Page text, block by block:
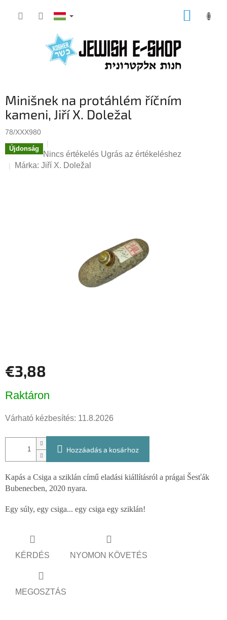
KOSÁR
Minišnek na protáhlém říčním
kameni, Jiří X. Doležal
78/XXX980
Újdonság
A
termék
Nincs értékelés Ugrás az értékeléshez
Márka: Jiří X. Doležal
€3,88
Raktáron
Várható kézbesítés: 11.8.2026
Hozzáadás a kosárhoz
Kapás a Csiga a sziklán című eladási kiállításról a prágai Šesťák
Bubenecben, 2020 nyara.
Egy súly, egy csiga... egy csiga egy sziklán!
KÉRDÉS NYOMON KÖVETÉS
MEGOSZTÁS